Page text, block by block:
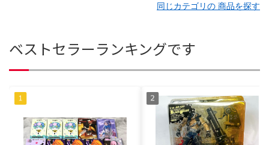
同じカテゴリの 商品を探す
ベストセラーランキングです